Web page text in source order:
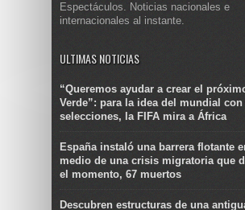
Espectáculos. Noticias nacionales e
internacionales al instante.
ULTIMAS NOTICIAS
“Queremos ayudar a crear el
Verde”: para la idea del mundial con
selecciones, la FIFA mira a África
España instaló una barrera flotante
medio de una crisis migratoria que
el momento, 67 muertos
Descubren estructuras de una